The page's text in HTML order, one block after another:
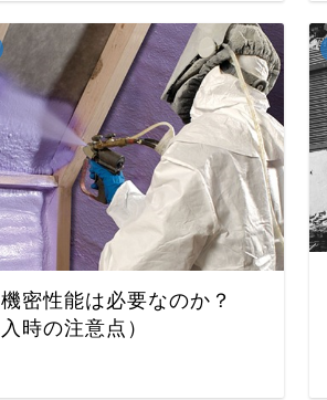
密性能は必要なのか？
時の注意点）